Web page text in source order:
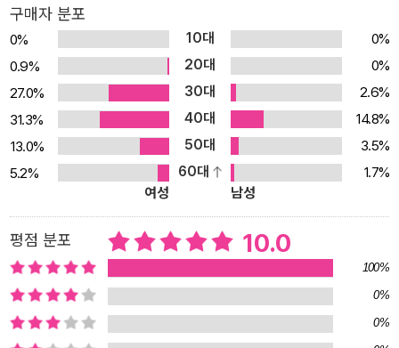
아 낸 윤기 가득한 김밥들이 한가득! 웅진주니어 제6회 그림책 공모
전 우수작 『소풍날』은 ‘밥알 하나하나에 그려진 표정들에 따뜻한 감
성이 담겨 있어 웃으면서도 가슴이 벅차올랐다.’ ‘김밥 한 줄 만드는
과정으로 이렇게 뭉클해질 수 있다니 놀랍다.’라는 평을 받으며 ‘제6
회 웅진주니어 그림책 공모전’에서 우수상을 받은 작품이다. 마치 어
린아이가 그린 듯한 과감한 선과 거침없는 색감, 거기에 재료를 넣고
김밥을 마는 과정을 그림 글자와 캐릭터들로 시원시원하게 표출해 낸
리듬감 넘치는 연출력까지 더해 책장을 넘길수록 시선을 더욱 집중시
을 사용해 또렷하고 선명한 이미지를 연출했다. 특히 쨍한 형광 노란
바탕에 참기름이 똑똑 떨어지는 장면과 완성된 김밥이 무지개처럼 펼
쳐지는 장면은 경쾌하고 강렬하다. 달걀 지단이 모두를 감싸 주는 연
한 하늘빛 장면이나 김밥을 돌돌 꾹꾹 눌러 모양을 완성해 가는 장면
은 한 템포 쉬어가며 숨을 고르게 한다. 고소한 향내가 진동하는 김밥
구매자 분포
0% 10대
0%
0.9%
20대
0%
27.0%
30대
2.6%
31.3%
40대
14.8%
13.0%
50대
3.5%
5.2%
60대
1.7%
여성
남성
평점 분포 10.0
100%
0%
0%